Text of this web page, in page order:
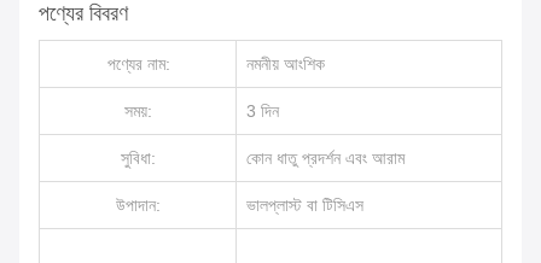
পণ্যের বিবরণ
পণ্যের নাম: নমনীয় আংশিক
সময়: 3 দিন
সুবিধা: কোন ধাতু প্রদর্শন এবং আরাম
উপাদান: ভালপ্লাস্ট বা টিসিএস